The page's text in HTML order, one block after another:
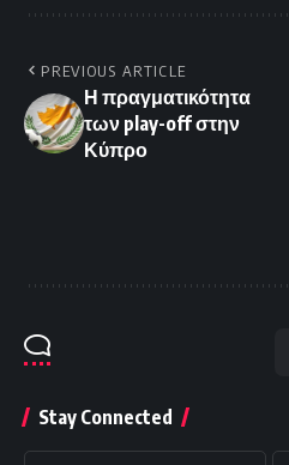
PREVIOUS ARTICLE
Η πραγματικότητα
των play-off στην
Κύπρο
Stay Connected